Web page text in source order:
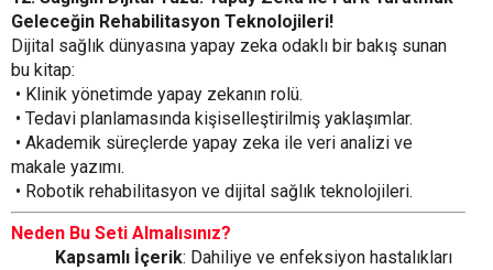
Geleceğin Rehabilitasyon Teknolojileri!
Dijital sağlık dünyasına yapay zeka odaklı bir bakış sunan
bu kitap:
• Klinik yönetimde yapay zekanın rolü.
• Tedavi planlamasında kişiselleştirilmiş yaklaşımlar.
• Akademik süreçlerde yapay zeka ile veri analizi ve
makale yazımı.
• Robotik rehabilitasyon ve dijital sağlık teknolojileri.
Neden Bu Seti Almalısınız?
Kapsamlı İçerik: Dahiliye ve enfeksiyon hastalıkları